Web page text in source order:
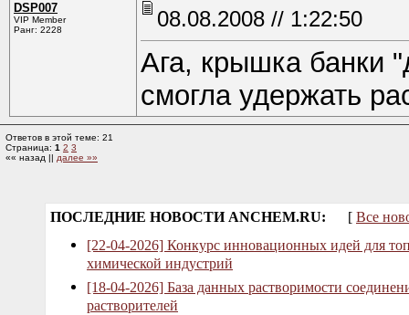
DSP007
VIP Member
Ранг: 2228
08.08.2008 // 1:22:50
Ага, крышка банки
смогла удержать
Ответов в этой теме: 21
Страница: 1 2 3
«« назад || далее »»
ПОСЛЕДНИЕ НОВОСТИ ANCHEM.RU: [ Все
[22-04-2026] Конкурс инновационных идей для
химической индустрий
[18-04-2026] База данных растворимости
растворителей